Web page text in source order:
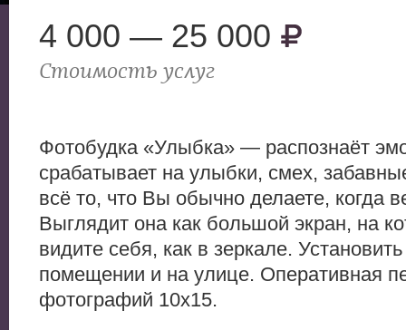
4 000 — 25 000
Стоимость услуг
Фотобудка «Улыбка» — распознаёт
срабатывает на улыбки, смех,
всё то, что Вы обычно делаете, когда
Выглядит она как большой экран, на
видите себя, как в зеркале.
помещении и на улице. Оперативная
фотографий 10х15.